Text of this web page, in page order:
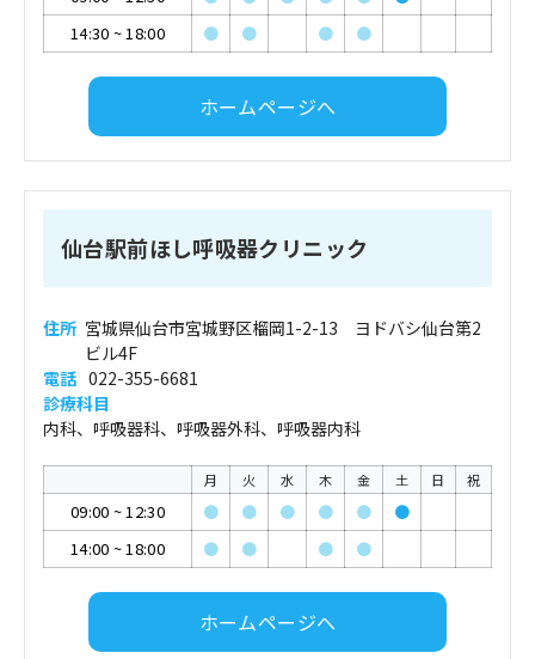
14:30 ~18:00 ● ● ● ●
ホームページへ
仙台駅前ほし呼吸器クリニック
住所 宮城県仙台市宮城野区榴岡1-2-13 ヨドバシ仙台第2
ビル4F
電話 022-355-6681
診療科目
内科、呼吸器科、呼吸器外科、呼吸器内科
月 火 水 木 金 土 日 祝
09:00 ~12:30 ● ● ● ● ●
●
14:00 ~18:00 ● ● ● ●
ホームページへ